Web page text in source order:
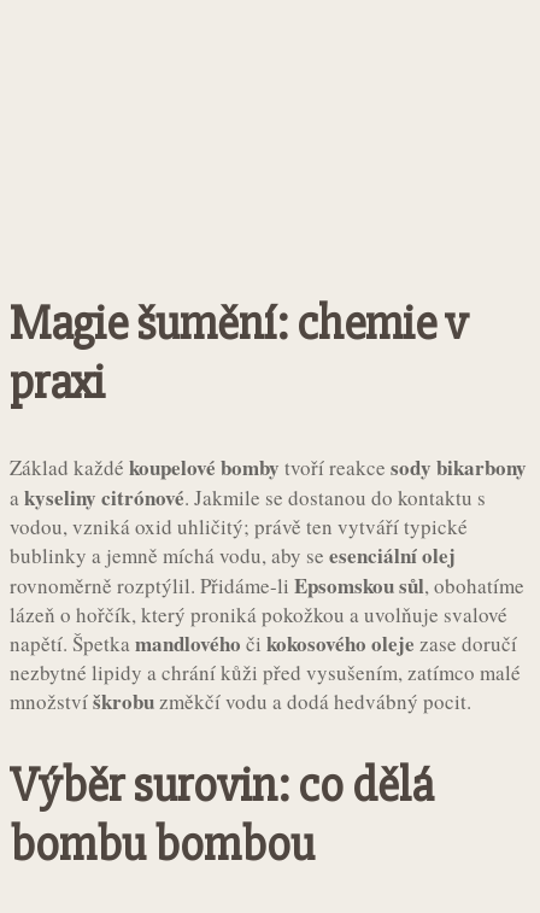
Magie šumění: chemie v
praxi
Základ každé koupelové bomby tvoří reakce sody bikarbony
akyseliny citrónové. Jakmile se dostanou do kontaktu s
vodou, vzniká oxid uhličitý; právě ten vytváří typické
bublinky a jemně míchá vodu, aby se esenciální olej
rovnoměrně rozptýlil. Přidáme-li Epsomskou sůl, obohatíme
lázeň o hořčík, který proniká pokožkou a uvolňuje svalové
napětí. Špetkamandlového či kokosového oleje zase doručí
nezbytné lipidy a chrání kůži před vysušením, zatímco malé
množstvíškrobuzměkčí vodu a dodá hedvábný pocit.
Výběr surovin: co dělá
bombu bombou